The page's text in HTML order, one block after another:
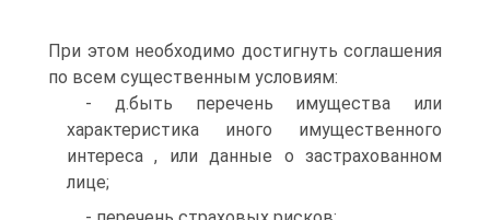
При этом необходимо достигнуть соглашения
по всем существенным условиям:
- д.быть перечень имущества или
характеристика иного имущественного
интереса , или данные о застрахованном
лице;